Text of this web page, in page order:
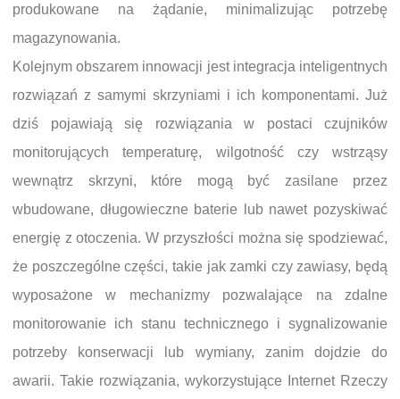
produkowane na żądanie, minimalizując potrzebę
magazynowania.
Kolejnym obszarem innowacji jest integracja inteligentnych
rozwiązań z samymi skrzyniami i ich komponentami. Już
dziś pojawiają się rozwiązania w postaci czujników
monitorujących temperaturę, wilgotność czy wstrząsy
wewnątrz skrzyni, które mogą być zasilane przez
wbudowane, długowieczne baterie lub nawet pozyskiwać
energię z otoczenia. W przyszłości można się spodziewać,
że poszczególne części, takie jak zamki czy zawiasy, będą
wyposażone w mechanizmy pozwalające na zdalne
monitorowanie ich stanu technicznego i sygnalizowanie
potrzeby konserwacji lub wymiany, zanim dojdzie do
awarii. Takie rozwiązania, wykorzystujące Internet Rzeczy